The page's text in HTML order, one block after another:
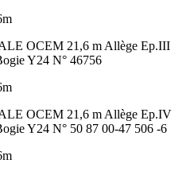
OCEM 21,6 m Allège Ep.III
Y24 N° 46756
OCEM 21,6 m Allège Ep.IV
Y24 N° 50 87 00-47 506 -6